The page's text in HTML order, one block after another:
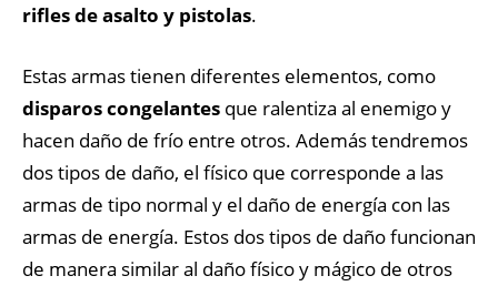
rifles de asalto y pistolas.
Estas armas tienen diferentes elementos, como
disparos congelantes que ralentiza al enemigo y
hacen daño de frío entre otros. Además tendremos
dos tipos de daño, el físico que corresponde a las
armas de tipo normal y el daño de energía con las
armas de energía. Estos dos tipos de daño funcionan
de manera similar al daño físico y mágico de otros